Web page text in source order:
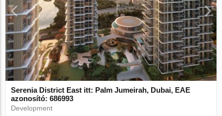
Serenia District East itt: Palm Jumeirah, Dubai, EAE
azonosító: 686993
Development